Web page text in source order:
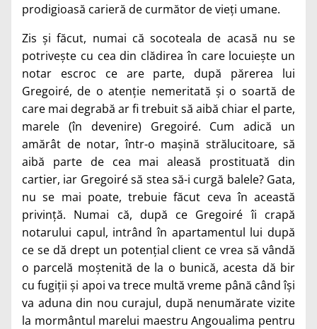
prodigioasă carieră de curmător de vieți umane.
Zis și făcut, numai că socoteala de acasă nu se
potrivește cu cea din clădirea în care locuiește un
notar escroc ce are parte, după părerea lui
Gregoiré, de o atenție nemeritată și o soartă de
care mai degrabă ar fi trebuit să aibă chiar el parte,
marele (în devenire) Gregoiré. Cum adică un
amărât de notar, într-o mașină strălucitoare, să
aibă parte de cea mai aleasă prostituată din
cartier, iar Gregoiré să stea să-i curgă balele? Gata,
nu se mai poate, trebuie făcut ceva în această
privință. Numai că, după ce Gregoiré îi crapă
notarului capul, intrând în apartamentul lui după
ce se dă drept un potențial client ce vrea să vândă
o parcelă moștenită de la o bunică, acesta dă bir
cu fugiții și apoi va trece multă vreme până când își
va aduna din nou curajul, după nenumărate vizite
la mormântul marelui maestru Angoualima pentru